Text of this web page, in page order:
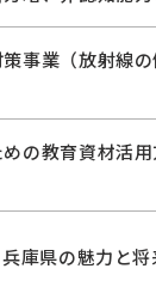
事業（放射線
の教育資材活
庫県の魅力と将